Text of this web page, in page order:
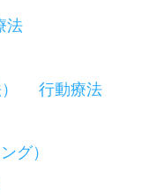
法
行動療法
グ）